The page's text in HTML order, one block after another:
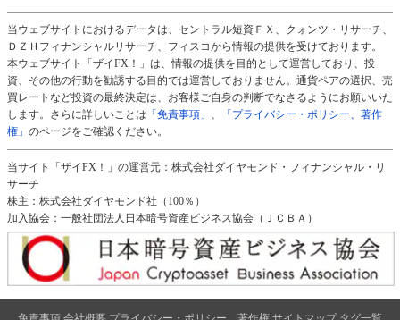
当ウェブサイトにおけるデータは、セントラル短資ＦＸ、クォンツ・リサーチ、
ＤＺＨフィナンシャルリサーチ、フィスコから情報の提供を受けております。
本ウェブサイト「ザイFX！」は、情報の提供を目的として運営しており、投
資、その他の行動を勧誘する目的では運営しておりません。通貨ペアの選択、売
買レートなど投資の最終決定は、お客様ご自身の判断でなさるようにお願いいた
します。さらに詳しいことは 「免責事項」
「プライバシー・ポリシー、著作
権」 のページをご確認ください。
当サイト「ザイFX！」の運営元：株式会社ダイヤモンド・フィナンシャル・リ
サーチ
株主：株式会社ダイヤモンド社（100％）
加入協会：一般社団法人日本暗号資産ビジネス協会（ＪＣＢＡ）